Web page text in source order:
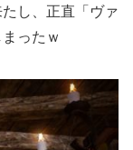
し、正直「ヴァ
ったｗ